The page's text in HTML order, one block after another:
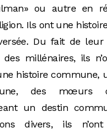
ou autre en
Ils ont une
Du fait de leur
des millénaires, ils
histoire commune,
des mœurs
un destin
divers, ils